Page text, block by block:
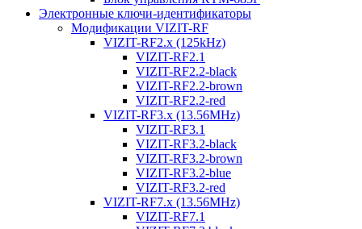
Электронные ключи-идентификаторы
Модификации VIZIT-RF
VIZIT-RF2.x (125kHz)
VIZIT-RF2.1
VIZIT-RF2.2-black
VIZIT-RF2.2-brown
VIZIT-RF2.2-red
VIZIT-RF3.x (13.56MHz)
VIZIT-RF3.1
VIZIT-RF3.2-black
VIZIT-RF3.2-brown
VIZIT-RF3.2-blue
VIZIT-RF3.2-red
VIZIT-RF7.x (13.56MHz)
VIZIT-RF7.1